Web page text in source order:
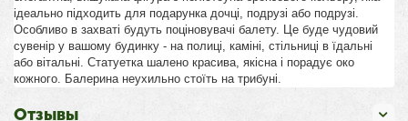
ідеально підходить для подарунка дочці, подрузі або подрузі.
Особливо в захваті будуть поціновувачі балету. Це буде чудовий
сувенір у вашому будинку - на полиці, каміні, стільниці в їдальні
або вітальні. Статуетка шалено красива, якісна і порадує око
кожного. Балерина неухильно стоїть на трибуні.
Отзывы